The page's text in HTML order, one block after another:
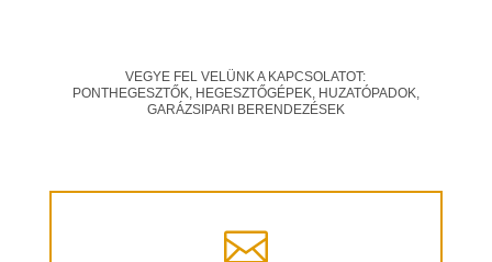
VEGYE FEL VELÜNK A KAPCSOLATOT:
PONTHEGESZTŐK, HEGESZTŐGÉPEK, HUZATÓPADOK,
GARÁZSIPARI BERENDEZÉSEK
